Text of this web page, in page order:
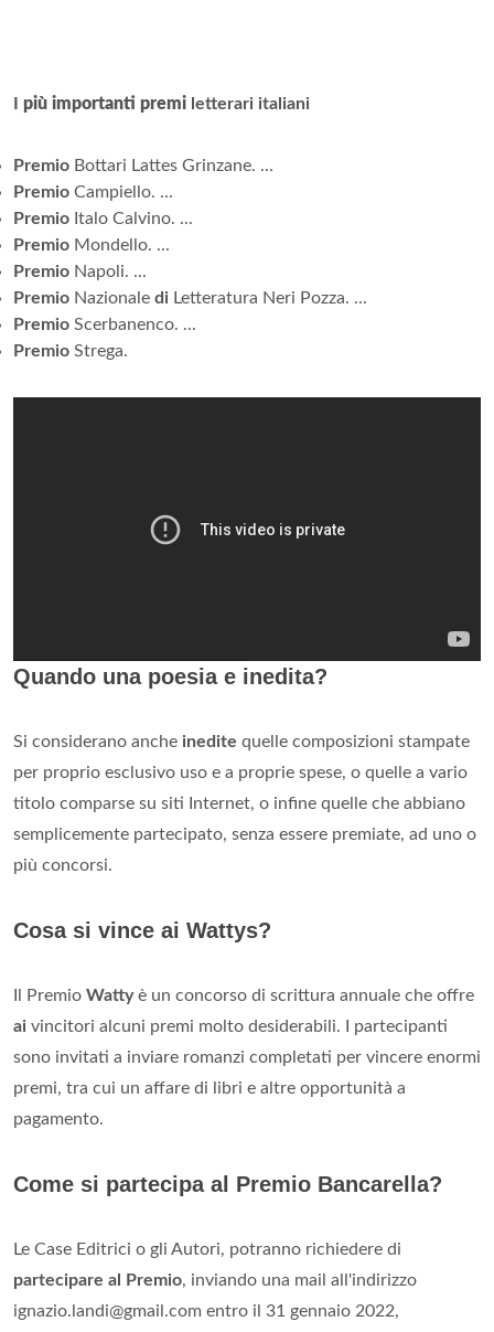
I più importanti premi letterari italiani
Premio Bottari Lattes Grinzane. ...
Premio Campiello. ...
Premio Italo Calvino. ...
Premio Mondello. ...
Premio Napoli. ...
Premio Nazionale di Letteratura Neri Pozza. ...
Premio Scerbanenco. ...
Premio Strega.
Quando una poesia e inedita?
Si considerano anche inedite quelle composizioni stampate
per proprio esclusivo uso e a proprie spese, o quelle a vario
titolo comparse su siti Internet, o infine quelle che abbiano
semplicemente partecipato, senza essere premiate, ad uno o
più concorsi.
Cosa si vince ai Wattys?
Il Premio Wattyè un concorso di scrittura annuale che offre
ai vincitori alcuni premi molto desiderabili. I partecipanti
sono invitati a inviare romanzi completati per vincere enormi
premi, tra cui un affare di libri e altre opportunità a
pagamento.
Come si partecipa al Premio Bancarella?
Le Case Editrici o gli Autori, potranno richiedere di
partecipare al Premio, inviando una mail all'indirizzo
ignazio.landi@gmail.com entro il 31 gennaio 2022,